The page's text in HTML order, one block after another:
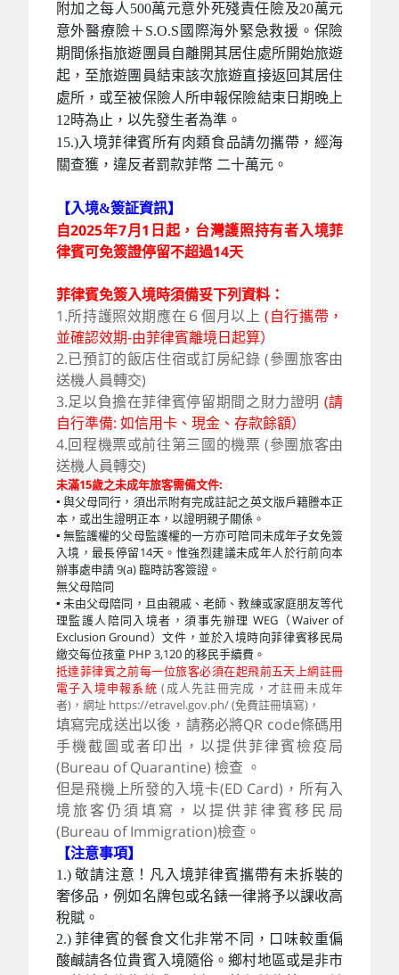
附加之每人500萬元意外死殘責任險及20萬元
意外醫療險＋S.O.S國際海外緊急救援。保險
期間係指旅遊團員自離開其居住處所開始旅遊
起，至旅遊團員結束該次旅遊直接返回其居住
處所，或至被保險人所申報保險結束日期晚上
12時為止，以先發生者為準。
15.)入境菲律賓所有肉類食品請勿攜帶，經海
關查獲，違反者罰款菲幣 二十萬元。
【入境&簽証資訊】
自2025年7月1日起，台灣護照持有者入境菲
律賓可免簽證停留不超過14天
菲律賓免簽入境時須備妥下列資料：
1.所持護照效期應在６個月以上 (自行攜帶，
並確認效期-由菲律賓離境日起算）
2.已預訂的飯店住宿或訂房紀錄 (參團旅客由
送機人員轉交)
3.足以負擔在菲律賓停留期間之財力證明 (請
自行準備: 如信用卡、現金、存款餘額）
4.回程機票或前往第三國的機票 (參團旅客由
送機人員轉交)
未滿15歲之未成年旅客需備文件:
▪ 與父母同行，須出示附有完成註記之英文版戶籍謄本正
本，或出生證明正本，以證明親子關係。
▪ 無監護權的父母監護權的一方亦可陪同未成年子女免簽
入境，最長停留14天。惟強烈建議未成年人於行前向本
辦事處申請 9(a) 臨時訪客簽證。
無父母陪同
▪ 未由父母陪同，且由親戚、老師、教練或家庭朋友等代
理監護人陪同入境者，須事先辦理 WEG（Waiver of
Exclusion Ground）文件，並於入境時向菲律賓移民局
繳交每位孩童 PHP 3,120 的移民手續費。
抵達菲律賓之前每一位旅客必須在起飛前五天上網註冊
電子入境申報系統(成人先註冊完成，才註冊未成年
者)，網址 https://etravel.gov.ph/ (免費註冊填寫)，
填寫完成送出以後，請務必將QR code條碼用
手機截圖或者印出，以提供菲律賓檢疫局
(Bureau of Quarantine) 檢查 。
但是飛機上所發的入境卡(ED Card)，所有入
境旅客仍須填寫，以提供菲律賓移民局
(Bureau of Immigration)檢查。
【注意事項】
1.) 敬請注意！凡入境菲律賓攜帶有未拆裝的
奢侈品，例如名牌包或名錶一律將予以課收高
稅賦。
2.) 菲律賓的餐食文化非常不同，口味較重偏
酸鹹請各位貴賓入境隨俗。鄉村地區或是非市